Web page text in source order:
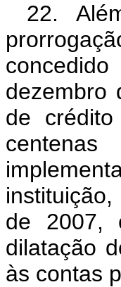
22.
dezembro
de
de 2007,
dilatação
às contas